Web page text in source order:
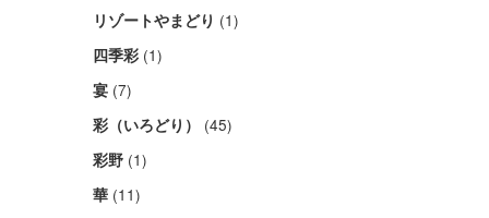
リゾートやまどり (1)
四季彩 (1)
宴 (7)
彩（いろどり） (45)
彩野 (1)
華 (11)